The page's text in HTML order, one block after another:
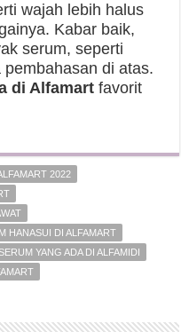
wajah lebih halus
Kabar baik,
serum, seperti
di atas.
di Alfamart favorit
2022
HANASUI DI ALFAMART
YANG ADA DI ALFAMIDI